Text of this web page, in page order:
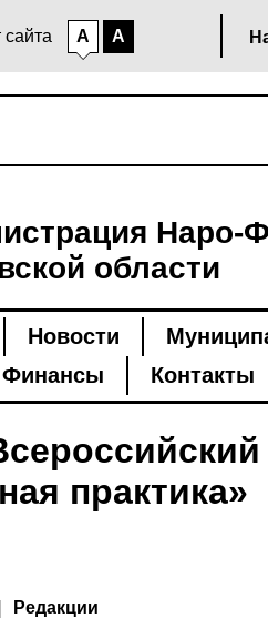
сайта A A
Наро-
области
Новости
Финансы Контакты
практика»
Редакции